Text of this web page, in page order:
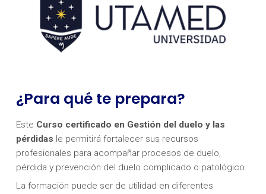
¿Para qué te prepara?
Este Curso certificado en Gestión del duelo y las
pérdidas le permitirá fortalecer sus recursos
profesionales para acompañar procesos de duelo,
pérdida y prevención del duelo complicado o patológico.
La formación puede ser de utilidad en diferentes